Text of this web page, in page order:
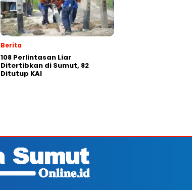
Berita
108 Perlintasan Liar
Ditertibkan di Sumut, 82
Ditutup KAI